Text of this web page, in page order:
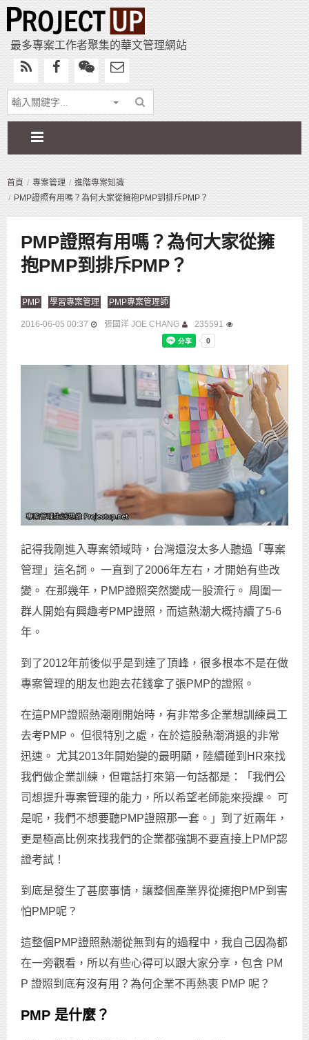
最多專案工作者聚集的華文管理網站
首頁 專案管理
進階專案知識
PMP證照有用嗎？為何大家從擁抱PMP到排斥PMP？
PMP證照有用嗎？為何大家從擁
抱PMP到排斥PMP？
PMP 學習專案管理 PMP專案管理師
2016-06-05 00:37 張國洋 JOE CHANG 235591
記得我剛進入專案領域時，台灣還沒太多人聽過「專案
管理」這名詞。 一直到了2006年左右，才開始有些改
變。 在那幾年，PMP證照突然變成一股流行。 周圍一
群人開始有興趣考PMP證照，而這熱潮大概持續了5-6
年。
到了2012年前後似乎是到達了頂峰，很多根本不是在做
專案管理的朋友也跑去花錢拿了張PMP的證照。
在這PMP證照熱潮剛開始時，有非常多企業想訓練員工
去考PMP。 但很特別之處，在於這股熱潮消退的非常
迅速。 尤其2013年開始變的最明顯，陸續碰到HR來找
我們做企業訓練，但電話打來第一句話都是：「我們公
司想提升專案管理的能力，所以希望老師能來授課。 可
是呢，我們不想要聽PMP證照那一套。」到了近兩年，
更是極高比例來找我們的企業都強調不要直接上PMP認
證考試！
到底是發生了甚麼事情，讓整個產業界從擁抱PMP到害
怕PMP呢？
這整個PMP證照熱潮從無到有的過程中，我自己因為都
在一旁觀看，所以有些心得可以跟大家分享，包含 PM
P 證照到底有沒有用？為何企業不再熱衷 PMP 呢？
PMP 是什麼？